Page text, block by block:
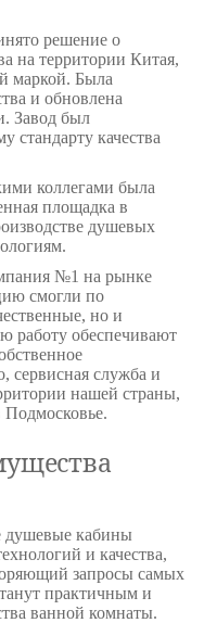
решение о
на территории Китая,
маркой. Была
и обновлена
Завод был
стандарту качества
коллегами была
площадка в
душевых
№1 на рынке
смогли по
но и
работу обеспечивают
сервисная служба и
нашей страны,
Подмосковье.
душевые кабины
и качества,
запросы самых
практичным и
ванной комнаты.